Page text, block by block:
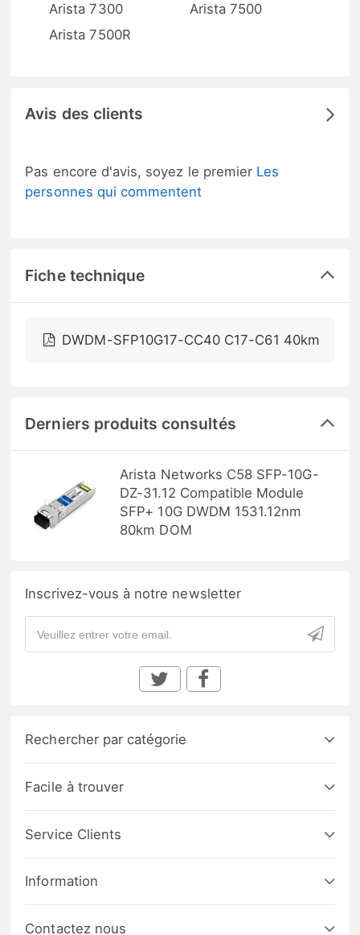
Arista 7300
Arista 7500
Arista 7500R
Avis des clients
Pas encore d'avis, soyez le premier Les
personnes qui commentent
Fiche technique
DWDM-SFP10G17-CC40 C17-C61 40km
Derniers produits consultés
Arista Networks C58 SFP-10G-
DZ-31.12 Compatible Module
SFP+ 10G DWDM 1531.12nm
80km DOM
Inscrivez-vous à notre newsletter
Rechercher par catégorie
Facile à trouver
Service Clients
Information
Contactez nous